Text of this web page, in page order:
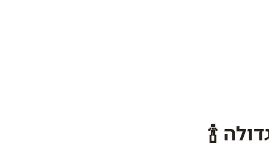
🍾